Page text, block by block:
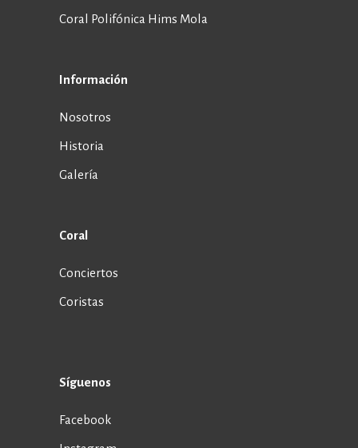
Coral Polifónica Hims Mola
Información
Nosotros
Historia
Galería
Coral
Conciertos
Coristas
Síguenos
Facebook